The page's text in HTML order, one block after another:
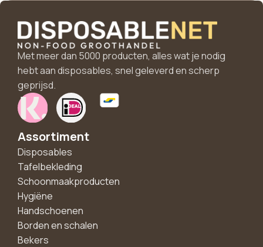
Met meer dan 5000 producten, alles wat je nodig
hebt aan disposables, snel geleverd en scherp
geprijsd.
Assortiment
Disposables
Tafelbekleding
Schoonmaakproducten
Hygiëne
Handschoenen
Borden en schalen
Bekers